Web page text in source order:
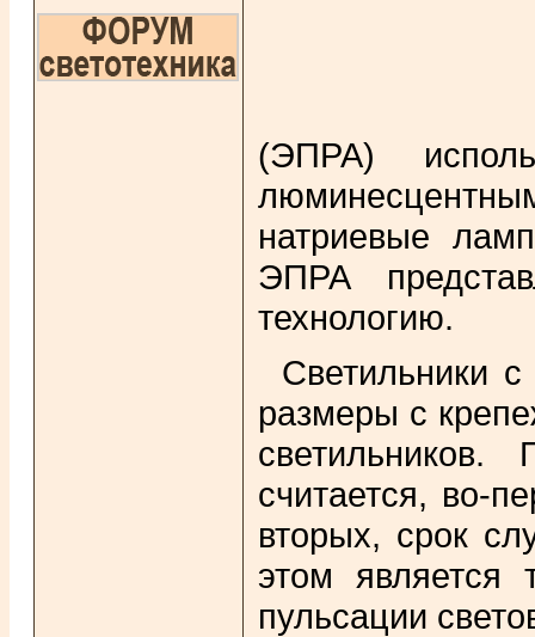
(ЭПРА)
натриевые
ЭПРА
технологию.
Светильники
размеры с
светильников.
считается, во-
вторых, срок
этом является
пульсации